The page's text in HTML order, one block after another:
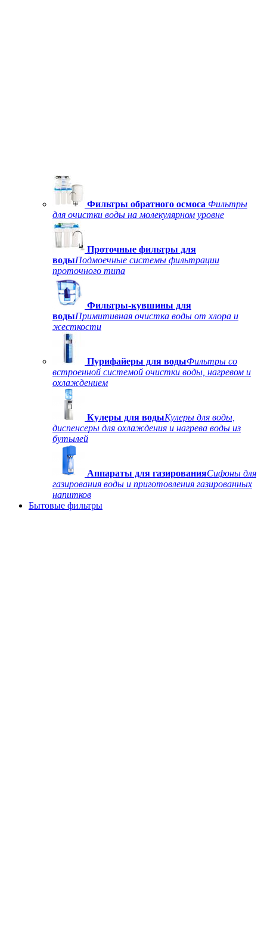
Фильтры обратного осмоса Фильтры
для очистки воды на молекулярном уровне
Проточные фильтры для
водыПодмоечные системы фильтрации
проточного типа
Фильтры-кувшины для
водыПримитивная очистка воды от хлора и
жесткости
Пурифайеры для водыФильтры со
встроенной системой очистки воды, нагревом и
охлаждением
Кулеры для водыКулеры для воды,
диспенсеры для охлаждения и нагрева воды из
бутылей
Аппараты для газированияСифоны для
газирования воды и приготовления газированных
напитков
Бытовые фильтры